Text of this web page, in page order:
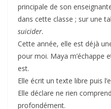
principale de son
dans cette classe ; sur une
suicider.
Cette année, elle est déjà
pour moi. Maya m’échappe
est.
Elle écrit un texte libre puis
Elle déclare ne rien
profondément.